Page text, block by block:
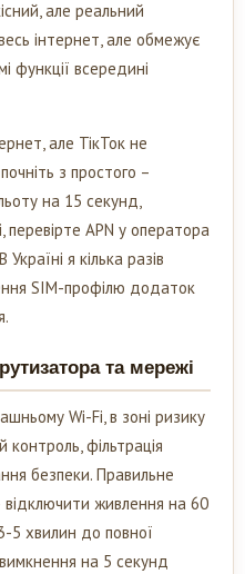
але реальний
інтернет, але обмежує
функції всередині
але ТікТок не
з простого –
на 15 секунд,
APN у оператора
я кілька разів
SIM-профілю додаток
та мережі
Wi-Fi, в зоні ризику
контроль, фільтрація
безпеки. Правильне
живлення на 60
5 хвилин до повної
на 5 секунд